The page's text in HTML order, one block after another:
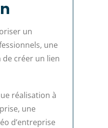
un
une
créer un lien
réalisation à
une
d’entreprise